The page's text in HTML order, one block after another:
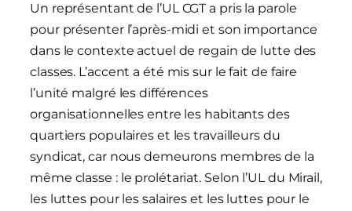
Un représentant de l’UL CGT a pris la parole
pour présenter l’après-midi et son importance
dans le contexte actuel de regain de lutte des
classes. L’accent a été mis sur le fait de faire
l’unité malgré les différences
organisationnelles entre les habitants des
quartiers populaires et les travailleurs du
syndicat, car nous demeurons membres de la
même classe : le prolétariat. Selon l’UL du Mirail,
les luttes pour les salaires et les luttes pour le